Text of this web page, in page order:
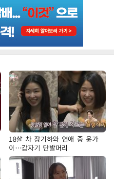
18살 차 장기하와 연애 중 윤가
이…갑자기 단발머리